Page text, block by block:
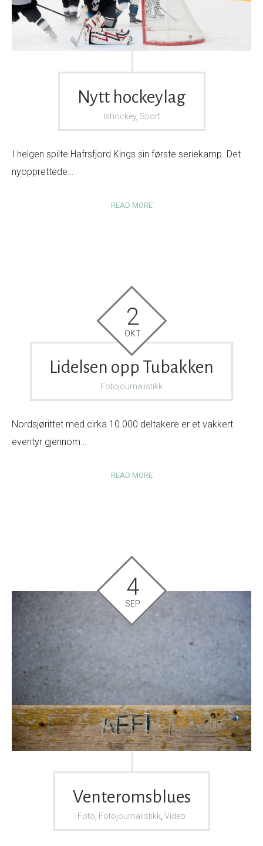
Nytt hockeylag
Ishockey, Sport
I helgen spilte Hafrsfjord Kings sin første seriekamp. Det
nyopprettede…
READ MORE
2
OKT
Lidelsen opp Tubakken
Fotojournalistikk
Nordsjørittet med cirka 10.000 deltakere er et vakkert
eventyr gjennom…
READ MORE
4
SEP
Venteromsblues
Foto Fotojournalistikk Video